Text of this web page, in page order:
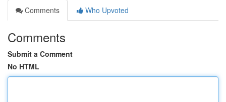
Comments
Who Upvoted
Comments
Submit a Comment
No HTML